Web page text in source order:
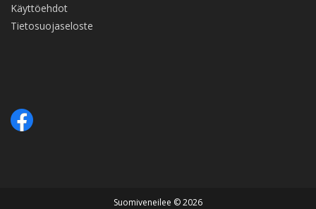
Käyttöehdot
Tietosuojaseloste
Suomiveneilee © 2026